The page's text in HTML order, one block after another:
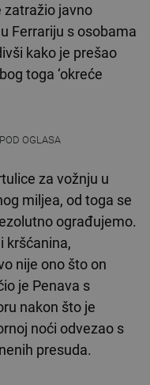
zatražio javno
Ferrariju s osobama
kako je prešao
toga ‘okreće
OGLASA
za vožnju u
miljea, od toga se
ograđujemo.
kršćanina,
nije ono što on
je Penava s
nakon što je
noći odvezao s
presuda.